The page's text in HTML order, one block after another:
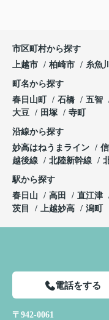
市区町村から探す
上越市
柏崎市 糸魚
町名から探す
春日山町
石橋 五智
大豆
田塚 寺町
沿線から探す
妙高はねうまライン
越後線
北陸新幹線
駅から探す
春日山
高田 直江津
茨目
上越妙高 潟町
電話をする
〒942-0061